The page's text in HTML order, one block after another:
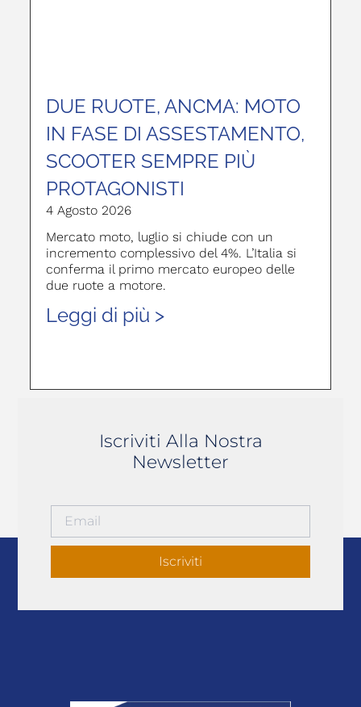
DUE RUOTE, ANCMA: MOTO
IN FASE DI ASSESTAMENTO,
SCOOTER SEMPRE PIÙ
PROTAGONISTI
4 Agosto 2026
Mercato moto, luglio si chiude con un
incremento complessivo del 4%. L’Italia si
conferma il primo mercato europeo delle
due ruote a motore.
Leggi di più >
Iscriviti Alla Nostra
Newsletter
Iscriviti